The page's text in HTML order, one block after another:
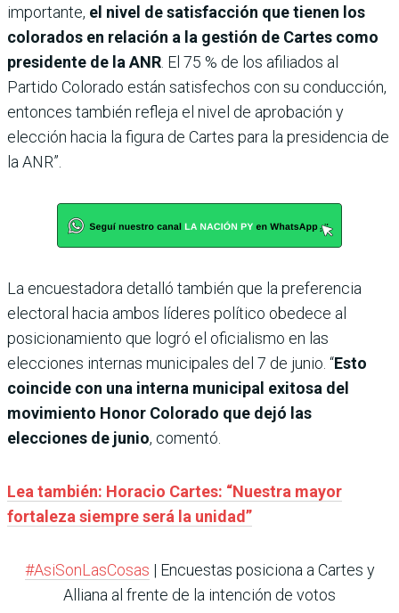
importante, el nivel de satisfacción que tienen los
colorados en relación a la gestión de Cartes como
presidente de la ANR . El 75 % de los afiliados al
Partido Colorado están satisfechos con su conducción,
entonces también refleja el nivel de aprobación y
elección hacia la figura de Cartes para la presidencia de
la ANR”.
La encuestadora detalló también que la preferencia
electoral hacia ambos líderes político obedece al
posicionamiento que logró el oficialismo en las
elecciones internas municipales del 7 de junio. “Esto
coincide con una interna municipal exitosa del
movimiento Honor Colorado que dejó las
elecciones de junio, comentó.
Lea también: Horacio Cartes: “Nuestra mayor
fortaleza siempre será la unidad”
#AsiSonLasCosas | Encuestas posiciona a Cartes y
Alliana al frente de la intención de votos